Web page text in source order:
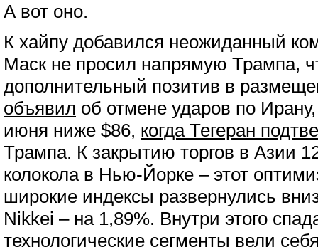
А вот оно.
К хайпу добавился неожиданный
Маск не просил напрямую Трампа,
дополнительный позитив в
объявил об отмене ударов по
июня ниже $86, когда Тегеран
Трампа. К закрытию торгов в Азии
колокола в Нью-Йорке – этот
широкие индексы развернулись
Nikkei – на 1,89%. Внутри этого
технологические сегменты вели